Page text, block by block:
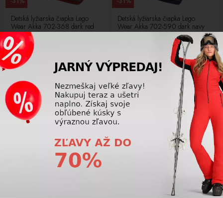
Detská lyžiarska čiapka Lego
Wear Akka 702-368 dark red
17,25 €
Detská lyžiarska čiapka Lego
Wear Akka 702-590 dark navy
24 ďalších
3
Detské zimné čiapky z našej ponuky poskytujú maximálne teplo a